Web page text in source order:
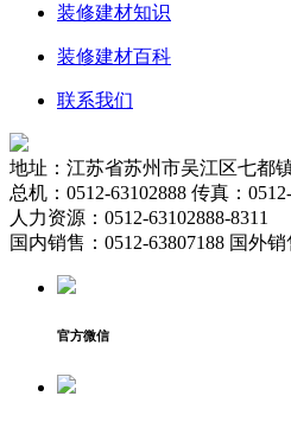
装修建材知识
装修建材百科
联系我们
地址：江苏省苏州市吴江区七都
总机：0512-63102888 传真：
人力资源：0512-63102888-8311
国内销售：0512-63807188 国外销
官方微信